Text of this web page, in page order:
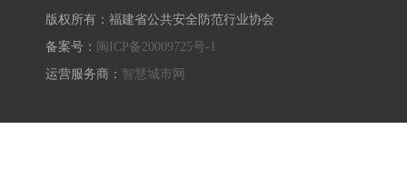
版权所有：福建省公共安全防范行业协会
备案号： 闽ICP备20009725号-1
运营服务商： 智慧城市网